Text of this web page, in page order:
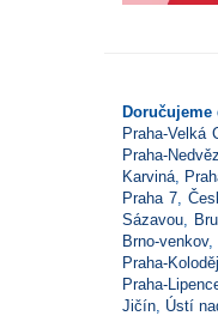
Doručujeme
Praha-Velká
Praha-
Karviná
Praha 7,
Sázavou
Brno-venkov,
Praha-
Praha-
Jičín Ústí